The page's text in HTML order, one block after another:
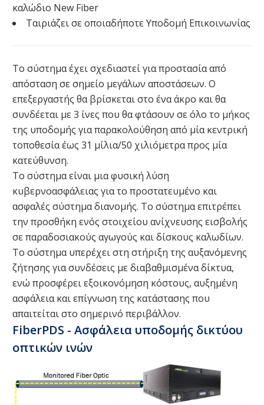
καλώδιο New Fiber
Ταιριάζει σε οποιαδήποτε Υποδομή Επικοινωνίας
Το σύστημα έχει σχεδιαστεί για προστασία από
απόσταση σε σημείο μεγάλων αποστάσεων. Ο
επεξεργαστής θα βρίσκεται στο ένα άκρο και θα
συνδέεται με 3 ίνες που θα φτάσουν σε όλο το μήκος
της υποδομής για παρακολούθηση από μία κεντρική
τοποθεσία έως 31 μίλια/50 χιλιόμετρα προς μία
κατεύθυνση.
Το σύστημα είναι μια φυσική λύση
κυβερνοασφάλειας για το προστατευμένο και
ασφαλές σύστημα διανομής. Το σύστημα επιτρέπει
την προσθήκη ενός στοιχείου ανίχνευσης εισβολής
σε παραδοσιακούς αγωγούς και δίσκους καλωδίων.
Το σύστημα υπερέχει στη στήριξη της αυξανόμενης
ζήτησης για συνδέσεις με διαβαθμισμένα δίκτυα,
ενώ προσφέρει εξοικονόμηση κόστους, αυξημένη
ασφάλεια και επίγνωση της κατάστασης που
απαιτείται στο σημερινό περιβάλλον.
FiberPDS - Ασφάλεια υποδομής δικτύου
οπτικών ινών